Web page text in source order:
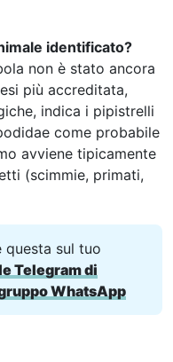
identificato?
non è stato ancora
più accreditata,
indica i pipistrelli
come probabile
avviene tipicamente
(scimmie, primati,
sul tuo
Telegram di
WhatsApp